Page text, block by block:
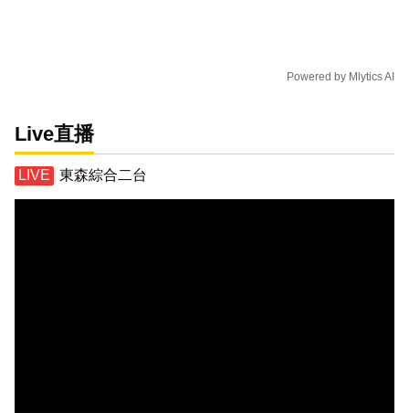
Powered by Mlytics AI
Live直播
東森綜合二台